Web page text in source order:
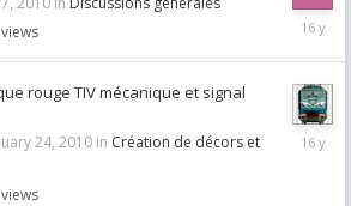
views
May
2010
rouge TIV mécanique et signal
24, 2010 in Création de décors et
views